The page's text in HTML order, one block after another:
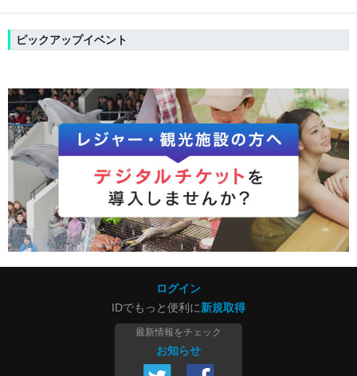
ピックアップイベント
ログイン
IDでもっと便利に新規取得
最新情報をチェック
お知らせ